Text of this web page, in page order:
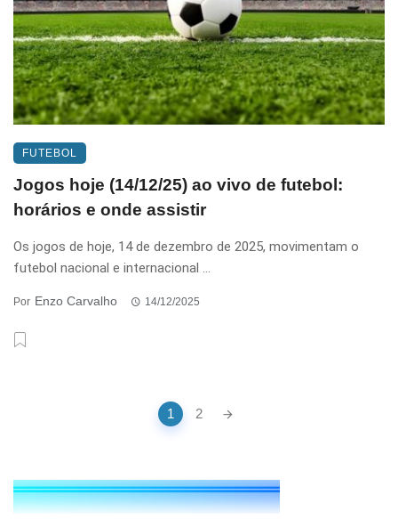
FUTEBOL
Jogos hoje (14/12/25) ao vivo de futebol:
horários e onde assistir
Os jogos de hoje, 14 de dezembro de 2025, movimentam o
futebol nacional e internacional ...
Por Enzo Carvalho 14/12/2025
1 2